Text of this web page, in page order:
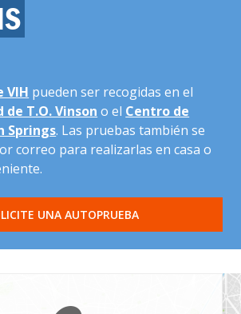
VIH pueden ser recogidas en el
de T.O. Vinson o el Centro de
Springs. Las pruebas también se
correo para realizarlas en casa o
UNA AUTOPRUEBA